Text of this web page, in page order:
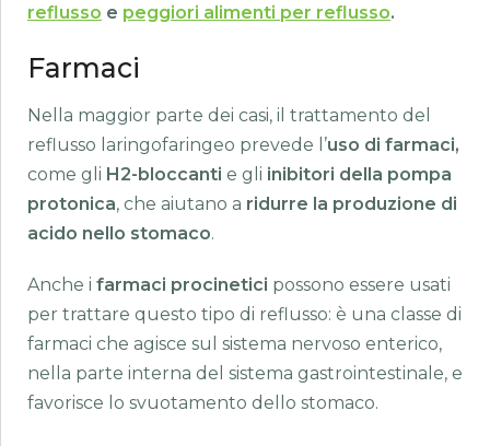
reflusso e peggiori alimenti per reflusso.
Farmaci
Nella maggior parte dei casi, il trattamento del
reflusso laringofaringeo prevede l’uso di farmaci,
come gli H2-bloccanti e gli inibitori della pompa
protonica, che aiutano a ridurre la produzione di
acido nello stomaco.
Anche i farmaci procinetici possono essere usati
per trattare questo tipo di reflusso: è una classe di
farmaci che agisce sul sistema nervoso enterico,
nella parte interna del sistema gastrointestinale, e
favorisce lo svuotamento dello stomaco.